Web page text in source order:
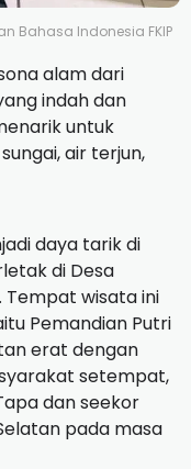
Bahasa Indonesia FKIP
alam dari
indah dan
untuk
air terjun,
daya tarik di
di Desa
Tempat wisata ini
Pemandian Putri
erat dengan
setempat,
dan seekor
pada masa